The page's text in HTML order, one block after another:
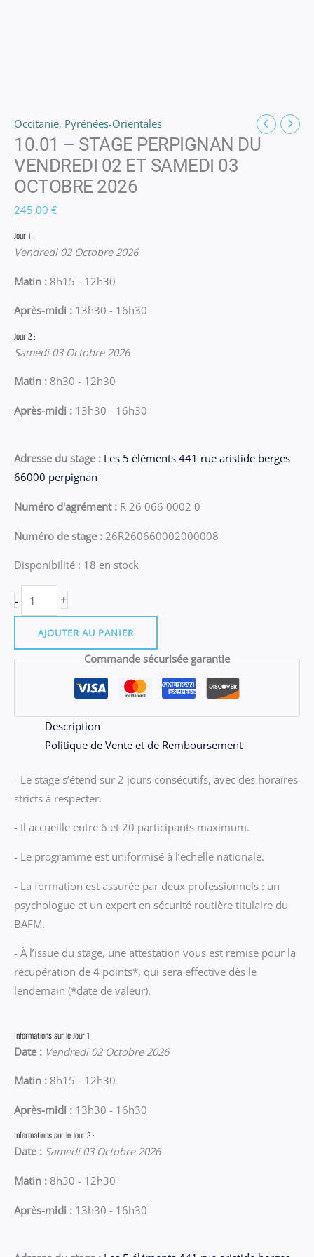
Occitanie, Pyrénées-Orientales
10.01 – STAGE PERPIGNAN DU
VENDREDI 02 ET SAMEDI 03
OCTOBRE 2026
245,00 €
Jour 1 :
Vendredi 02 Octobre 2026
Matin : 8h15 - 12h30
Après-midi : 13h30 - 16h30
Jour 2 :
Samedi 03 Octobre 2026
Matin : 8h30 - 12h30
Après-midi : 13h30 - 16h30
Adresse du stage : Les 5 éléments 441 rue aristide berges
66000 perpignan
Numéro d'agrément : R 26 066 0002 0
Numéro de stage : 26R260660002000008
Disponibilité : 18 en stock
-
de
10.01
-
VENDREdi
SAMEdi
03
OCTOBRE
+
AJOUTER AU PANIER
Commande sécurisée garantie
Description
Politique de Vente et de Remboursement
- Le stage s’étend sur 2 jours consécutifs, avec des horaires
stricts à respecter.
- Il accueille entre 6 et 20 participants maximum.
- Le programme est uniformisé à l’échelle nationale.
- La formation est assurée par deux professionnels : un
psychologue et un expert en sécurité routière titulaire du
BAFM.
- À l’issue du stage, une attestation vous est remise pour la
récupération de 4 points*, qui sera effective dès le
lendemain (*date de valeur).
Informations sur le Jour 1 :
Date : Vendredi 02 Octobre 2026
Matin : 8h15 - 12h30
Après-midi : 13h30 - 16h30
Informations sur le Jour 2 :
Date : Samedi 03 Octobre 2026
Matin : 8h30 - 12h30
Après-midi : 13h30 - 16h30